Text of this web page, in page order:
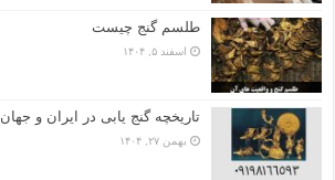
طلسم گنج چیست
اسفند ۵, ۱۴۰۴
تاریخچه گنج‌ یابی در ایران و جهان
بهمن ۲۷, ۱۴۰۴